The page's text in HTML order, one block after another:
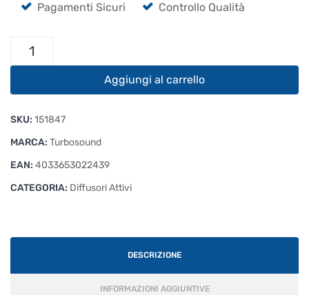
Pagamenti Sicuri
Controllo Qualità
Turbosound
Aggiungi al carrello
SKU: 151847
MARCA: Turbosound
EAN: 4033653022439
CATEGORIA: Diffusori Attivi
DESCRIZIONE
INFORMAZIONI AGGIUNTIVE